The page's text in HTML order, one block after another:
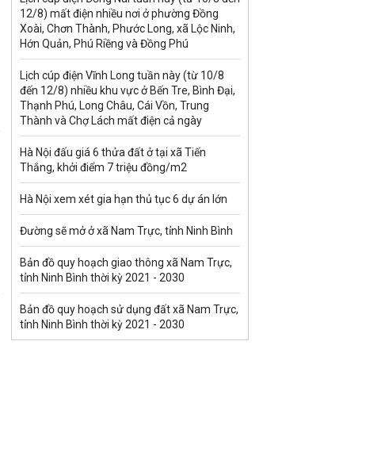
12/8) mất điện nhiều nơi ở phường Đồng
Xoài, Chơn Thành, Phước Long, xã Lộc Ninh,
Hớn Quản, Phú Riềng và Đồng Phú
Lịch cúp điện Vĩnh Long tuần này (từ 10/8
đến 12/8) nhiều khu vực ở Bến Tre, Bình Đại,
Thạnh Phú, Long Châu, Cái Vồn, Trung
Thành và Chợ Lách mất điện cả ngày
Hà Nội đấu giá 6 thửa đất ở tại xã Tiến
Thắng, khởi điểm 7 triệu đồng/m2
Hà Nội xem xét gia hạn thủ tục 6 dự án lớn
Đường sẽ mở ở xã Nam Trực, tỉnh Ninh Bình
Bản đồ quy hoạch giao thông xã Nam Trực,
tỉnh Ninh Bình thời kỳ 2021 - 2030
Bản đồ quy hoạch sử dụng đất xã Nam Trực,
tỉnh Ninh Bình thời kỳ 2021 - 2030